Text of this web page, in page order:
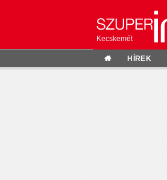
Kecskemét
HÍREK